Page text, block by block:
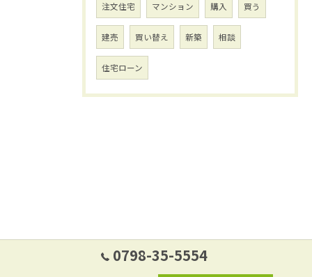
注文住宅 マンション 購入 買う
建売 買い替え 新築 相談
住宅ローン
0798-35-5554